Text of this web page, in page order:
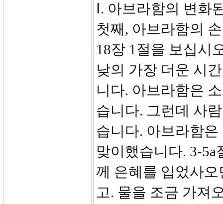
Ⅰ. 아브라함의 변화
첫째, 아브라함의
18장 1절을 보십시
낮의 가장 더운 시
니다. 아브라함은
습니다. 그런데 사
습니다. 아브라함
맞이했습니다. 3-
께 은혜를 입었사
고. 물을 조금 가져